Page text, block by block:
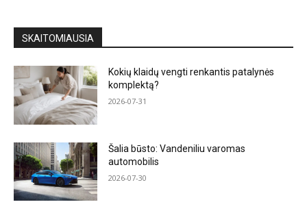
SKAITOMIAUSIA
Kokių klaidų vengti renkantis patalynės
komplektą?
2026-07-31
Šalia būsto: Vandeniliu varomas
automobilis
2026-07-30